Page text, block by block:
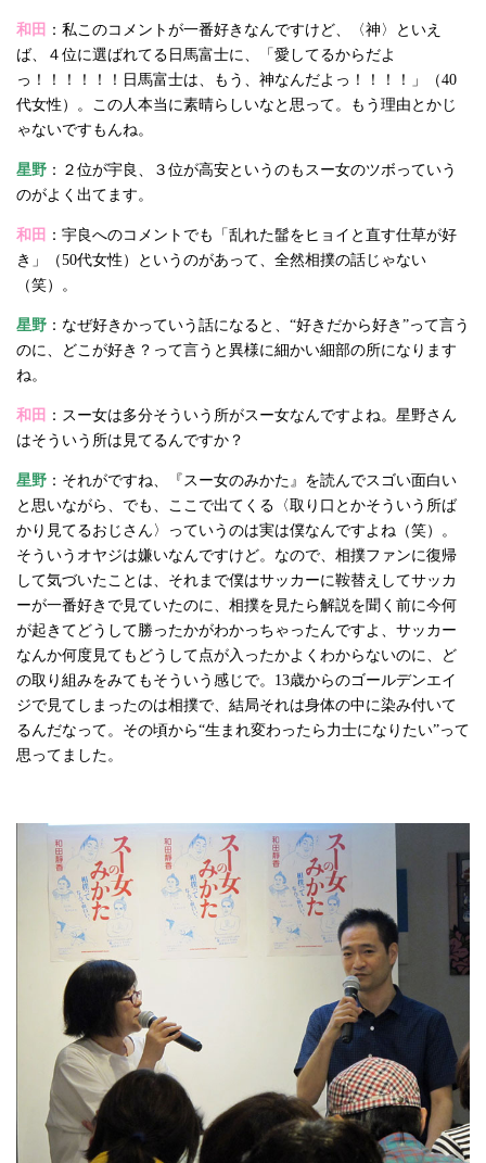
和田 ：私このコメントが一番好きなんですけど、〈神〉といえ
ば、４位に選ばれてる日馬富士に、「愛してるからだよ
っ！！！！！！日馬富士は、もう、神なんだよっ！！！！」（40
代女性）。この人本当に素晴らしいなと思って。もう理由とかじ
ゃないですもんね。
星野 ：２位が宇良、３位が高安というのもスー女のツボっていう
のがよく出てます。
和田 ：宇良へのコメントでも「乱れた髷をヒョイと直す仕草が好
き」（50代女性）というのがあって、全然相撲の話じゃない
（笑）。
星野 ：なぜ好きかっていう話になると、“好きだから好き”って言う
のに、どこが好き？って言うと異様に細かい細部の所になります
ね。
和田 ：スー女は多分そういう所がスー女なんですよね。星野さん
はそういう所は見てるんですか？
星野 ：それがですね、『スー女のみかた』を読んでスゴい面白い
と思いながら、でも、ここで出てくる〈取り口とかそういう所ば
かり見てるおじさん〉っていうのは実は僕なんですよね（笑）。
そういうオヤジは嫌いなんですけど。なので、相撲ファンに復帰
して気づいたことは、それまで僕はサッカーに鞍替えしてサッカ
ーが一番好きで見ていたのに、相撲を見たら解説を聞く前に今何
が起きてどうして勝ったかがわかっちゃったんですよ、サッカー
なんか何度見てもどうして点が入ったかよくわからないのに、ど
の取り組みをみてもそういう感じで。13歳からのゴールデンエイ
ジで見てしまったのは相撲で、結局それは身体の中に染み付いて
るんだなって。その頃から“生まれ変わったら力士になりたい”って
思ってました。